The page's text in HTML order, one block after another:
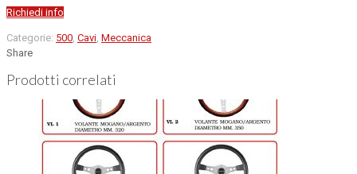
Richiedi info
Categorie: 500 Cavi Meccanica
Share
Prodotti correlati